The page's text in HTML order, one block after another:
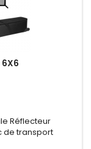
6X6
Réflecteur
de transport